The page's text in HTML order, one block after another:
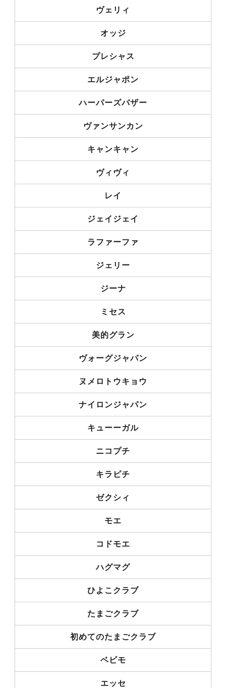
ヴェリィ
オッジ
プレシャス
エルジャポン
ハーパーズバザー
ヴァンサンカン
キャンキャン
ヴィヴィ
レイ
ジェイジェイ
ラファーファ
ジェリー
ジーナ
ミセス
美的グラン
ヴォーグジャパン
ヌメロトウキョウ
ナイロンジャパン
キューーガル
ニコプチ
キラピチ
ゼクシィ
モエ
コドモエ
ハグマグ
ひよこクラブ
たまごクラブ
初めてのたまごクラブ
ベビモ
エッセ